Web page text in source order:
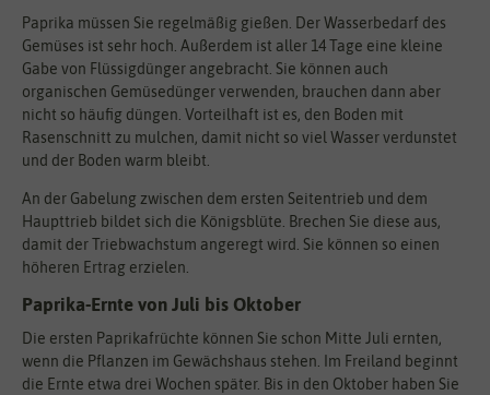
Paprika müssen Sie regelmäßig gießen. Der Wasserbedarf des
Gemüses ist sehr hoch. Außerdem ist aller 14 Tage eine kleine
Gabe von Flüssigdünger angebracht. Sie können auch
organischen Gemüsedünger verwenden, brauchen dann aber
nicht so häufig düngen. Vorteilhaft ist es, den Boden mit
Rasenschnitt zu mulchen, damit nicht so viel Wasser verdunstet
und der Boden warm bleibt.
An der Gabelung zwischen dem ersten Seitentrieb und dem
Haupttrieb bildet sich die Königsblüte. Brechen Sie diese aus,
damit der Triebwachstum angeregt wird. Sie können so einen
höheren Ertrag erzielen.
Paprika-Ernte von Juli bis Oktober
Die ersten Paprikafrüchte können Sie schon Mitte Juli ernten,
wenn die Pflanzen im Gewächshaus stehen. Im Freiland beginnt
die Ernte etwa drei Wochen später. Bis in den Oktober haben Sie